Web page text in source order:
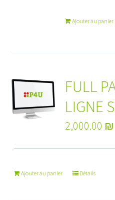
Ajouter au panier
FULL
LIGNE
2,000.00 ₪
Ajouter au panier Détails